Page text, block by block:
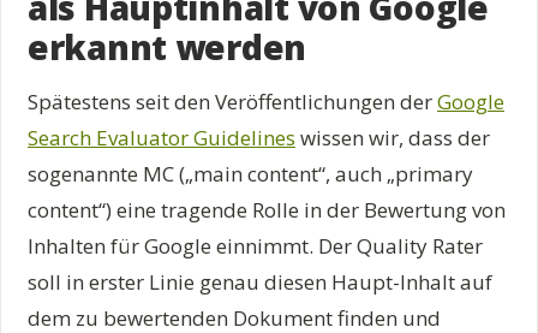
erkannt werden
Spätestens seit den Veröffentlichungen derGoogle
Search Evaluator Guidelines wissen wir, dass der
sogenannte MC („main content“, auch „primary
content“) eine tragende Rolle in der Bewertung von
Inhalten für Google einnimmt. Der Quality Rater
soll in erster Linie genau diesen Haupt-Inhalt auf
dem zu bewertenden Dokument finden und